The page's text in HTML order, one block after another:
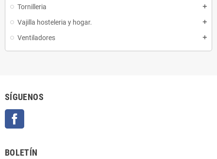
Tornilleria add
Vajilla hosteleria y hogar. add
Ventiladores add
SÍGUENOS
BOLETÍN